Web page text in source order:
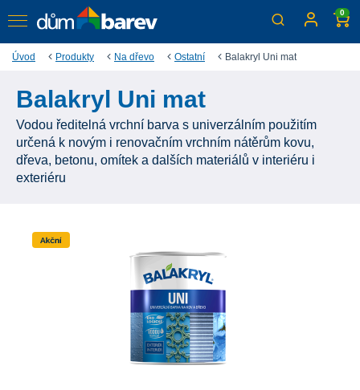
0
Úvod Produkty Na dřevo Ostatní Balakryl Uni mat
Balakryl Uni mat
Vodou ředitelná vrchní barva s univerzálním použitím
určená k novým i renovačním vrchním nátěrům kovu,
dřeva, betonu, omítek a dalších materiálů v interiéru i
exteriéru